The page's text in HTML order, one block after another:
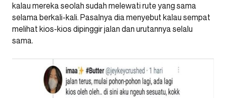
kalau mereka seolah sudah melewati rute yang sama
selama berkali-kali. Pasalnya dia menyebut kalau sempat
melihat kios-kios dipinggir jalan dan urutannya selalu
sama.